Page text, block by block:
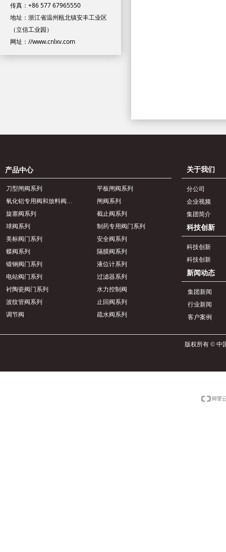
传真：+86 577 67965550
地址：浙江省温州瓯北镇安丰工业区
（立信工业园）
网址：//www.cnlxv.com
版权所有 © 中
刀型闸阀系列
氧化铝专用阀和放料阀系列
旋塞阀系列
球阀系列
美标阀门系列
蝶阀系列
锻钢阀门系列
电站阀门系列
衬陶瓷阀门系列
波纹管阀系列
调节阀
科技创新
科技创新
分公司
企业视频
集团简介
平板闸阀系列
闸阀系列
截止阀系列
制药专用阀门系列
安全阀系列
隔膜阀系列
液位计系列
过滤器系列
水力控制阀
止回阀系列
疏水阀系列
集团新闻
行业新闻
客户案例
产品中心 关于我们
科技创新
新闻动态